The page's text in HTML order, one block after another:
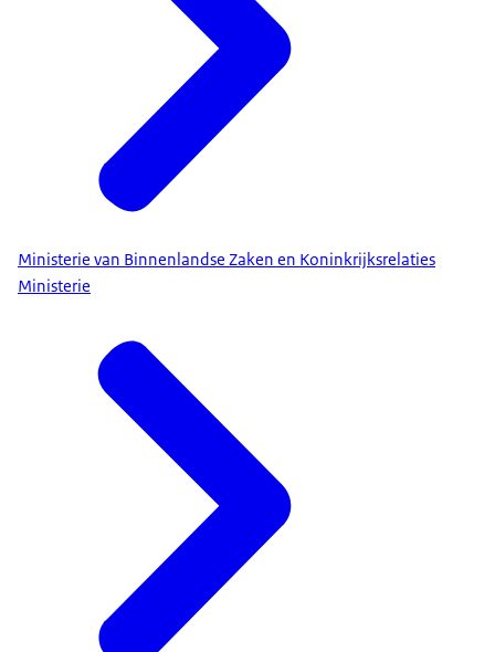
Ministerie van Binnenlandse Zaken en Koninkrijksrelaties
Ministerie